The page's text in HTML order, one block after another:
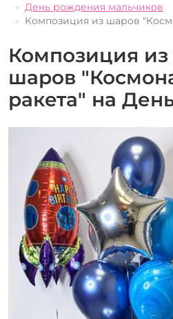
День рождения мальчиков
Композиция из шаров
Композиция
шаров
ракета" на